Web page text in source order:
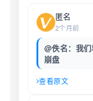
匿名
2个月前
@佚名：我
崩盘
查看原文